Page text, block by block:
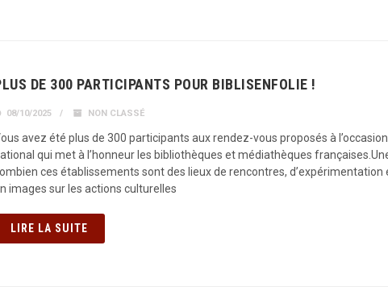
DE 300 PARTICIPANTS POUR BIBLISENFOLIE !
08/10/2025 NON CLASSÉ
avez été plus de 300 participants aux rendez-vous proposés à
qui met à l’honneur les bibliothèques et médiathèques
ces établissements sont des lieux de rencontres, d’expérimentation
images sur les actions culturelles
LIRE LA SUITE